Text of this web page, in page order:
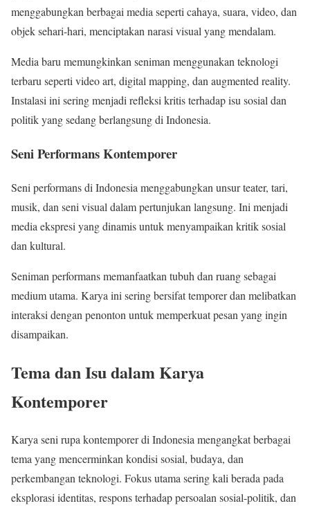
menggabungkan berbagai media seperti cahaya, suara, video, dan
objek sehari-hari, menciptakan narasi visual yang mendalam.
Media baru memungkinkan seniman menggunakan teknologi
terbaru seperti video art, digital mapping, dan augmented reality.
Instalasi ini sering menjadi refleksi kritis terhadap isu sosial dan
politik yang sedang berlangsung di Indonesia.
Seni Performans Kontemporer
Seni performans di Indonesia menggabungkan unsur teater, tari,
musik, dan seni visual dalam pertunjukan langsung. Ini menjadi
media ekspresi yang dinamis untuk menyampaikan kritik sosial
dan kultural.
Seniman performans memanfaatkan tubuh dan ruang sebagai
medium utama. Karya ini sering bersifat temporer dan melibatkan
interaksi dengan penonton untuk memperkuat pesan yang ingin
disampaikan.
Tema dan Isu dalam Karya
Kontemporer
Karya seni rupa kontemporer di Indonesia mengangkat berbagai
tema yang mencerminkan kondisi sosial, budaya, dan
perkembangan teknologi. Fokus utama sering kali berada pada
eksplorasi identitas, respons terhadap persoalan sosial-politik, dan